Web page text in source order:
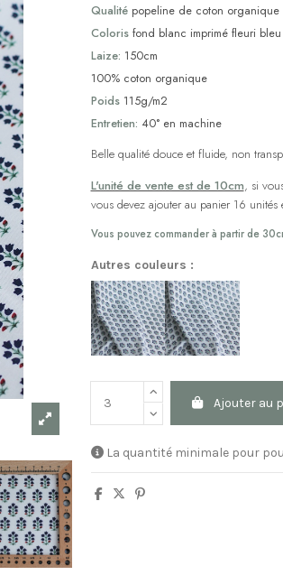
Qualitépopeline de coton organique
Colorisfond blanc imprimé fleuri bleu
Laize: 150cm
100% coton organique
Poids115g/m2
Entretien: 40° en machine
Belle qualité douce et fluide, non
L'unité de vente est de 10cm, si
vous devez ajouter au panier 16
Vous pouvez commander à partir de
Autres couleurs :
Ajouter au
La quantité minimale pour